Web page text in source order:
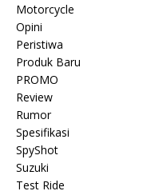
Motorcycle
Opini
Peristiwa
Produk Baru
PROMO
Review
Rumor
Spesifikasi
SpyShot
Suzuki
Test Ride